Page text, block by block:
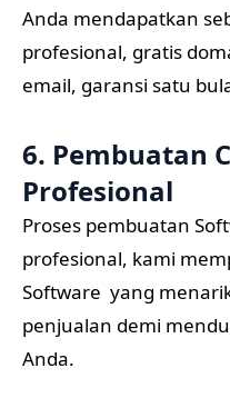
Anda mendapatkan
profesional, gratis
email, garansi satu
6. Pembuatan
Profesional
Proses pembuatan
profesional, kami
Software yang
penjualan demi
Anda.